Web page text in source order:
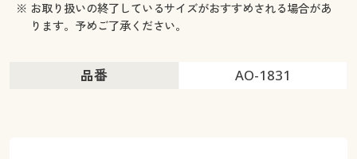
※ お取り扱いの終了しているサイズがおすすめされる場合があ
ります。予めご了承ください。
品番 AO-1831